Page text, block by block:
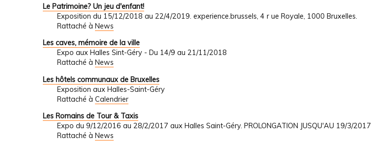
Le Patrimoine? Un jeu d'enfant!
Exposition du 15/12/2018 au 22/4/2019. experience.brussels, 4 r ue Royale, 1000 Bruxelles.
Rattaché à News
Les caves, mémoire de la ville
Expo aux Halles Sint-Géry - Du 14/9 au 21/11/2018
Rattaché à News
Les hôtels communaux de Bruxelles
Exposition aux Halles-Saint-Géry
Rattaché à Calendrier
Les Romains de Tour & Taxis
Expo du 9/12/2016 au 28/2/2017 aux Halles Saint-Géry. PROLONGATION JUSQU'AU 19/3/2017
Rattaché à News